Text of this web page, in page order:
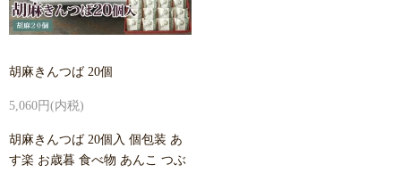
胡麻きんつば 20個
5,060円(内税)
胡麻きんつば 20個入 個包装 あ
す楽 お歳暮 食べ物 あんこ つぶ